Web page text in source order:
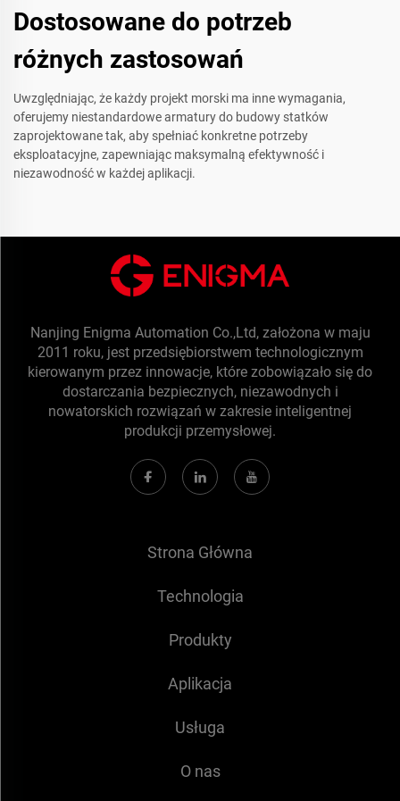
Dostosowane do potrzeb
różnych zastosowań
Uwzględniając, że każdy projekt morski ma inne wymagania,
oferujemy niestandardowe armatury do budowy statków
zaprojektowane tak, aby spełniać konkretne potrzeby
eksploatacyjne, zapewniając maksymalną efektywność i
niezawodność w każdej aplikacji.
Nanjing Enigma Automation Co.,Ltd, założona w maju
2011 roku, jest przedsiębiorstwem technologicznym
kierowanym przez innowacje, które zobowiązało się do
dostarczania bezpiecznych, niezawodnych i
nowatorskich rozwiązań w zakresie inteligentnej
produkcji przemysłowej.
Strona Główna
Technologia
Produkty
Aplikacja
Usługa
O nas